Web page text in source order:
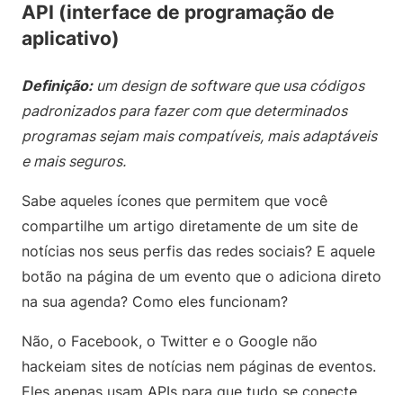
API (interface de programação de
aplicativo)
Definição: um design de software que usa códigos
padronizados para fazer com que determinados
programas sejam mais compatíveis, mais adaptáveis
e mais seguros.
Sabe aqueles ícones que permitem que você
compartilhe um artigo diretamente de um site de
notícias nos seus perfis das redes sociais? E aquele
botão na página de um evento que o adiciona direto
na sua agenda? Como eles funcionam?
Não, o Facebook, o Twitter e o Google não
hackeiam sites de notícias nem páginas de eventos.
Eles apenas usam APIs para que tudo se conecte.